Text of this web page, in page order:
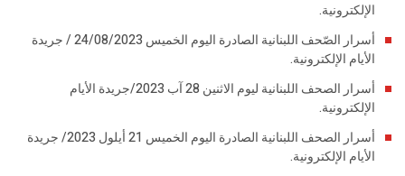
الإلكترونية.
أسرار الصّحف اللبنانية الصادرة اليوم الخميس 24/08/2023 / جريدة
الأيام الإلكترونية.
أسرار الصحف اللبنانية ليوم الاثنين 28 آب 2023/جريدة الأيام
الإلكترونية.
أسرار الصحف اللبنانية الصادرة اليوم الخميس 21 أيلول 2023/ جريدة
الأيام الإلكترونية.